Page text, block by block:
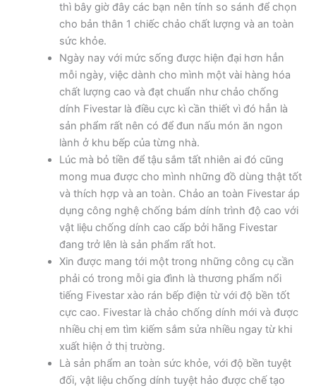
thì bây giờ đây các bạn nên tính so sánh để chọn
cho bản thân 1 chiếc chảo chất lượng và an toàn
sức khỏe.
Ngày nay với mức sống được hiện đại hơn hẳn
mỗi ngày, việc dành cho mình một vài hàng hóa
chất lượng cao và đạt chuẩn như chảo chống
dính Fivestar là điều cực kì cần thiết vì đó hẳn là
sản phẩm rất nên có để đun nấu món ăn ngon
lành ở khu bếp của từng nhà.
Lúc mà bỏ tiền để tậu sắm tất nhiên ai đó cũng
mong mua được cho mình những đồ dùng thật tốt
và thích hợp và an toàn. Chảo an toàn Fivestar áp
dụng công nghệ chống bám dính trình độ cao với
vật liệu chống dính cao cấp bởi hãng Fivestar
đang trở lên là sản phẩm rất hot.
Xin được mang tới một trong những công cụ cần
phải có trong mỗi gia đình là thương phẩm nổi
tiếng Fivestar xào rán bếp điện từ với độ bền tốt
cực cao. Fivestar là chảo chống dính mới và được
nhiều chị em tìm kiếm sắm sửa nhiều ngay từ khi
xuất hiện ở thị trường.
Là sản phẩm an toàn sức khỏe, với độ bền tuyệt
đối, vật liệu chống dính tuyệt hảo được chế tạo